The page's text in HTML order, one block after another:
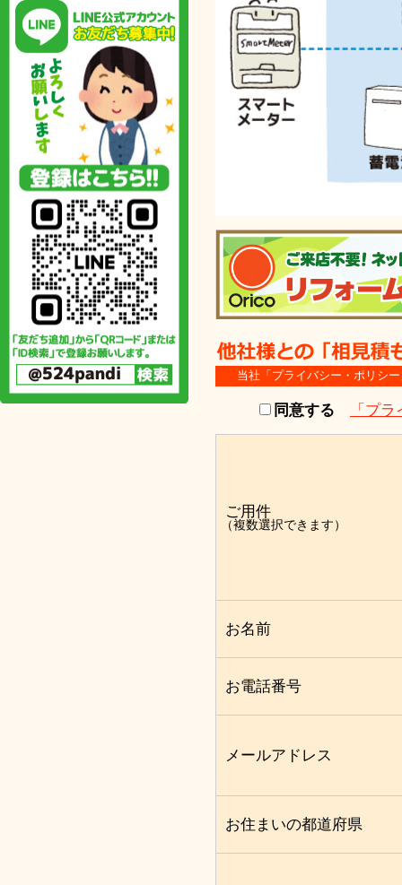
当社「プライバシー・ポリシ
同意する 「プ
ご用件
（複数選択できます）
お名前
お電話番号
メールアドレス
お住まいの都道府県